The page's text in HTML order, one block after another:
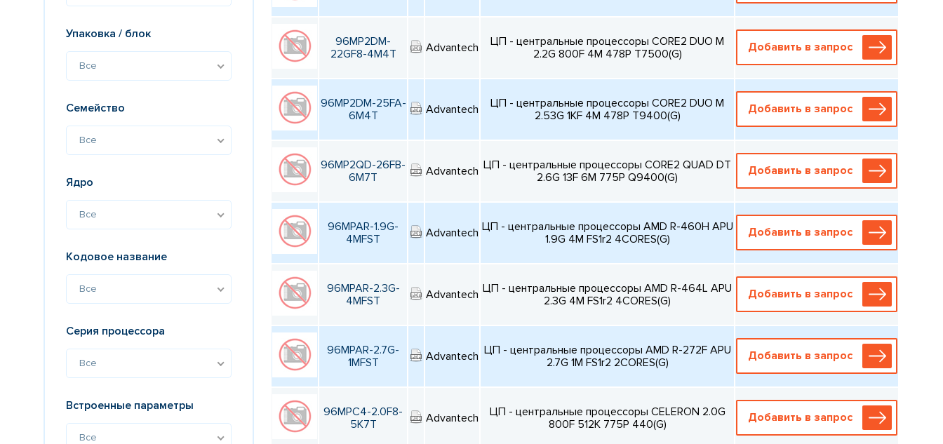
Упаковка / блок
Все
Семейство
Все
Ядро
Все
Кодовое название
Все
Серия процессора
Все
Встроенные параметры
Все
96MP2DM-
22GF8-4M4T
Advantech
ЦП - центральные процессоры CORE2 DUO M
2.2G 800F 4M 478P T7500(G)
Добавить в запрос
96MP2DM-25FA-
6M4T
Advantech
ЦП - центральные процессоры CORE2 DUO M
2.53G 1KF 4M 478P T9400(G)
Добавить в запрос
96MP2QD-26FB-
6M7T
Advantech ЦП - центральные процессоры CORE2 QUAD DT
2.6G 13F 6M 775P Q9400(G)
Добавить в запрос
96MPAR-1.9G-
4MFST
Advantech ЦП - центральные процессоры AMD R-460H APU
1.9G 4M FS1r2 4CORES(G)
Добавить в запрос
96MPAR-2.3G-
4MFST
Advantech ЦП - центральные процессоры AMD R-464L APU
2.3G 4M FS1r2 4CORES(G)
Добавить в запрос
96MPAR-2.7G-
1MFST
Advantech ЦП - центральные процессоры AMD R-272F APU
2.7G 1M FS1r2 2CORES(G)
Добавить в запрос
96MPC4-2.0F8-
5K7T
Advantech
ЦП - центральные процессоры CELERON 2.0G
800F 512K 775P 440(G)
Добавить в запрос